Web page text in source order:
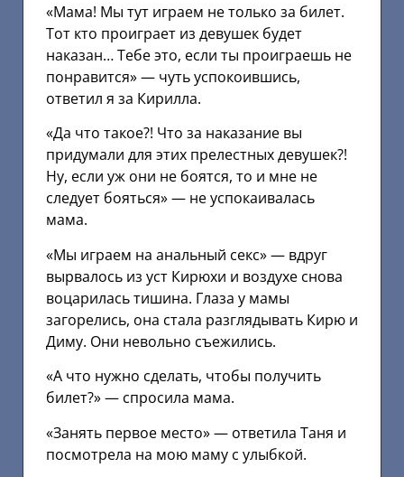
«Мама! Мы тут играем не только за билет.
Тот кто проиграет из девушек будет
наказан… Тебе это, если ты проиграешь не
понравится» — чуть успокоившись,
ответил я за Кирилла.
«Да что такое?! Что за наказание вы
придумали для этих прелестных девушек?!
Ну, если уж они не боятся, то и мне не
следует бояться» — не успокаивалась
мама.
«Мы играем на анальный секс» — вдруг
вырвалось из уст Кирюхи и воздухе снова
воцарилась тишина. Глаза у мамы
загорелись, она стала разглядывать Кирю и
Диму. Они невольно съежились.
«А что нужно сделать, чтобы получить
билет?» — спросила мама.
«Занять первое место» — ответила Таня и
посмотрела на мою маму с улыбкой.